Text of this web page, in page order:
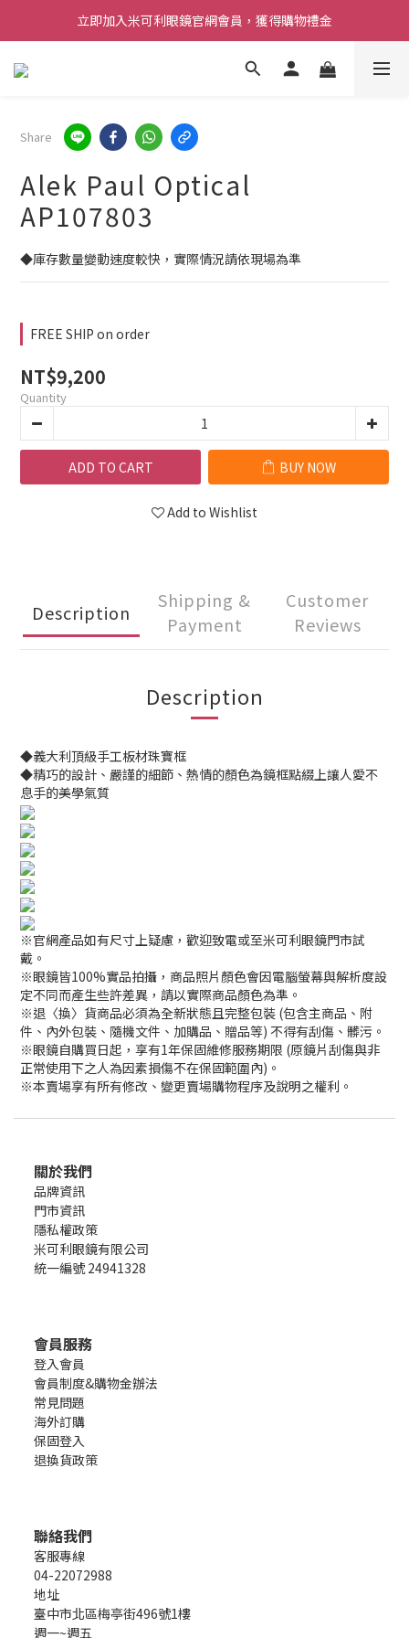
立即加入米可利眼鏡官網會員，獲得購物禮金
Share
Alek Paul Optical
AP107803
◆庫存數量變動速度較快，實際情況請依現場為準
FREE SHIP on order
NT$9,200
Quantity
ADD TO CART BUY NOW
Add to Wishlist
Description
Shipping &
Payment
Customer
Reviews
Description
◆義大利頂級手工板材珠寶框
◆精巧的設計、嚴謹的細節、熱情的顏色為鏡框點綴上讓人愛不
息手的美學氣質
※官網產品如有尺寸上疑慮，歡迎致電或至米可利眼鏡門市試
戴。
※眼鏡皆100%實品拍攝，商品照片顏色會因電腦螢幕與解析度設
定不同而產生些許差異，請以實際商品顏色為準。
※退〈換〉貨商品必須為全新狀態且完整包裝 (包含主商品、附
件、內外包裝、隨機文件、加購品、贈品等) 不得有刮傷、髒污。
※眼鏡自購買日起，享有1年保固維修服務期限 (原鏡片刮傷與非
正常使用下之人為因素損傷不在保固範圍內)。
※本賣場享有所有修改、變更賣場購物程序及說明之權利。
關於我們
品牌資訊
門市資訊
隱私權政策
米可利眼鏡有限公司
統一編號 24941328
會員服務
登入會員
會員制度&購物金辦法
常見問題
海外訂購
保固登入
退換貨政策
聯絡我們
客服專線
04-22072988
地址
臺中市北區梅亭街496號1樓
週一~週五